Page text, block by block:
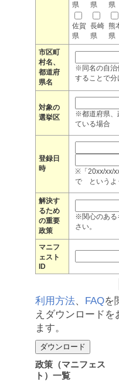
県
県
県
佐賀
県
長崎
県
熊
県
市区町
村名、
都道府
県名
※同名の自治
することで分
対象の
選挙区
※都道府県、
ている場合
登録日
時
※「20xx/xx/
で というよ
解決す
るため
の重要
政策
※関心のある
さい。
マニフ
ェスト
ID
利用方法、 FAQを
えダウンロードを
ます。
政策（マニフェス
ト）一覧